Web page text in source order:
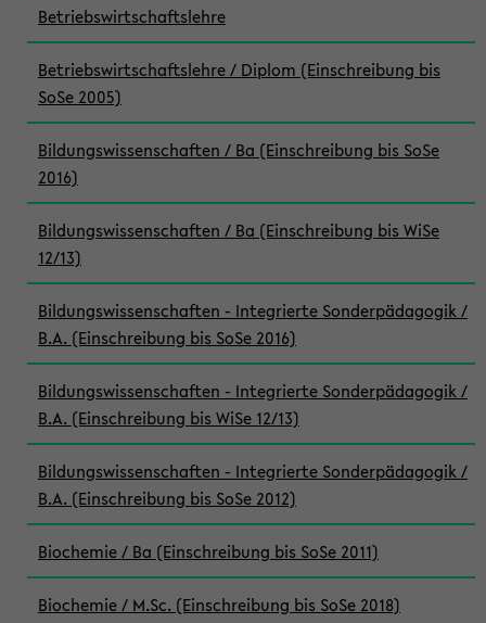
Betriebswirtschaftslehre
Betriebswirtschaftslehre / Diplom (Einschreibung bis
SoSe 2005)
Bildungswissenschaften / Ba (Einschreibung bis SoSe
2016)
Bildungswissenschaften / Ba (Einschreibung bis WiSe
12/13)
Bildungswissenschaften - Integrierte Sonderpädagogik /
B.A. (Einschreibung bis SoSe 2016)
Bildungswissenschaften - Integrierte Sonderpädagogik /
B.A. (Einschreibung bis WiSe 12/13)
Bildungswissenschaften - Integrierte Sonderpädagogik /
B.A. (Einschreibung bis SoSe 2012)
Biochemie / Ba (Einschreibung bis SoSe 2011)
Biochemie / M.Sc. (Einschreibung bis SoSe 2018)